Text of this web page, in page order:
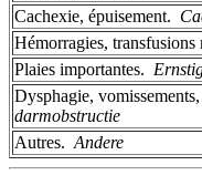
Cachexie, épuisement. ­
Hémorragies, transfusions
Plaies importantes. ­
Dysphagie,
darmobstructie
Autres. ­ Andere